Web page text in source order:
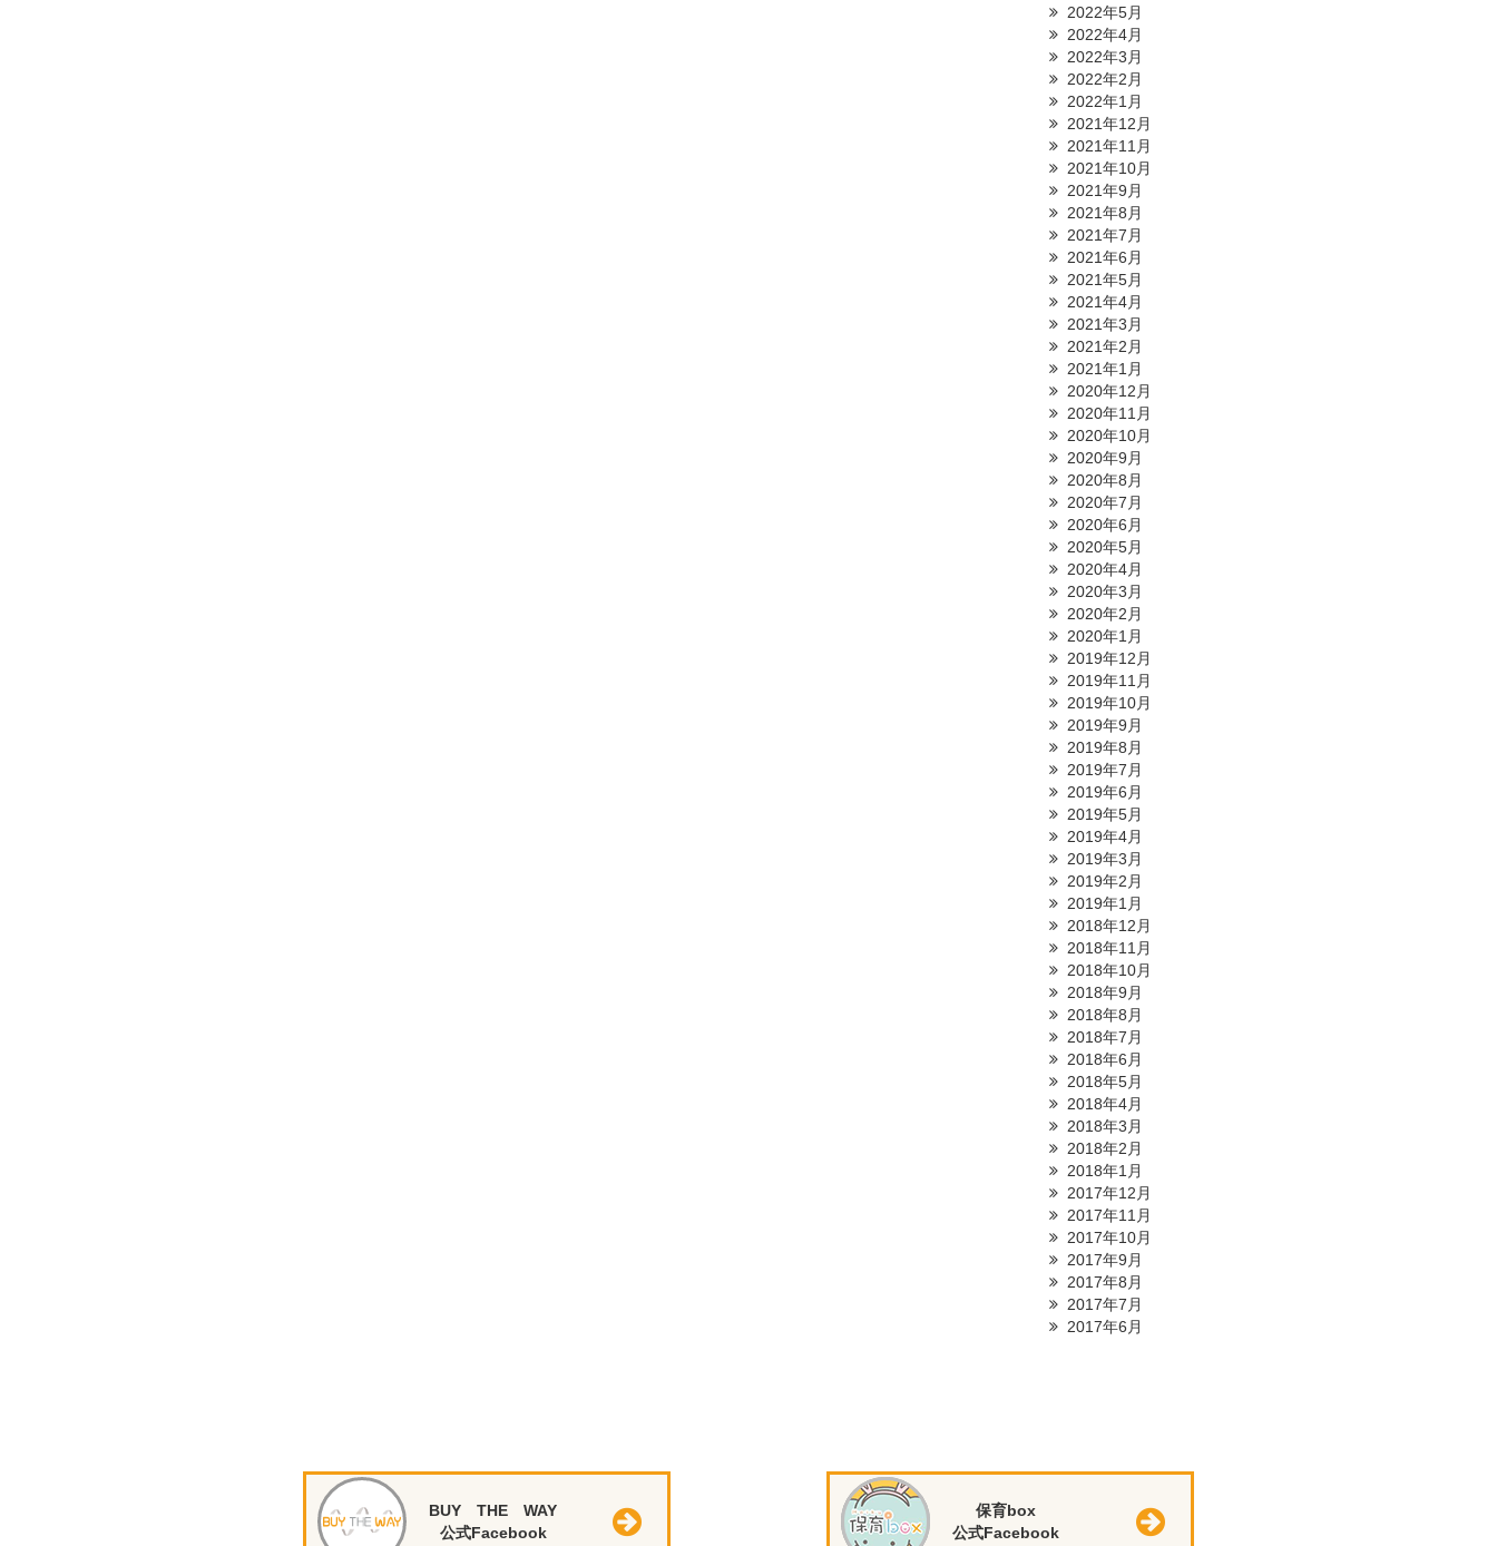
2022年5月
2022年4月
2022年3月
2022年2月
2022年1月
2021年12月
2021年11月
2021年10月
2021年9月
2021年8月
2021年7月
2021年6月
2021年5月
2021年4月
2021年3月
2021年2月
2021年1月
2020年12月
2020年11月
2020年10月
2020年9月
2020年8月
2020年7月
2020年6月
2020年5月
2020年4月
2020年3月
2020年2月
2020年1月
2019年12月
2019年11月
2019年10月
2019年9月
2019年8月
2019年7月
2019年6月
2019年5月
2019年4月
2019年3月
2019年2月
2019年1月
2018年12月
2018年11月
2018年10月
2018年9月
2018年8月
2018年7月
2018年6月
2018年5月
2018年4月
2018年3月
2018年2月
2018年1月
2017年12月
2017年11月
2017年10月
2017年9月
2017年8月
2017年7月
2017年6月
BUY THE WAY
公式Facebook
保育box
公式Facebook